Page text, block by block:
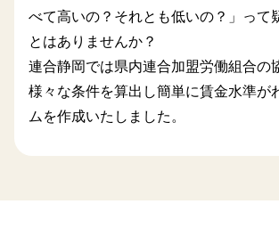
べて高いの？それとも低いの？」って
とはありませんか？
連合静岡では県内連合加盟労働組合の
様々な条件を算出し簡単に賃金水準が
ムを作成いたしました。